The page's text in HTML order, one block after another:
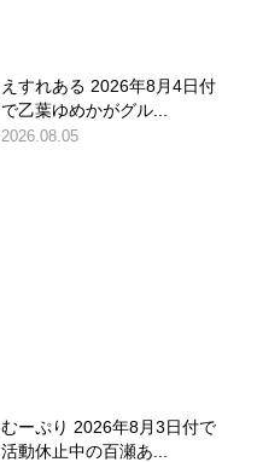
えすれある 2026年8月4日付
で乙葉ゆめかがグル...
2026.08.05
むーぷり 2026年8月3日付で
活動休止中の百瀬あ...